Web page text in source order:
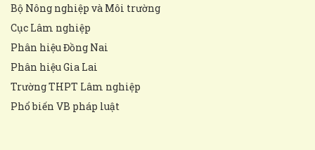
Bộ Nông nghiệp và Môi trường
Cục Lâm nghiệp
Phân hiệu Đồng Nai
Phân hiệu Gia Lai
Trường THPT Lâm nghiệp
Phổ biến VB pháp luật